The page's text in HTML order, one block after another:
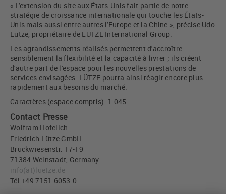
« L'extension du site aux États-Unis fait partie de notre
stratégie de croissance internationale qui touche les États-
Unis mais aussi entre autres l'Europe et la Chine », précise Udo
Lütze, propriétaire de LÜTZE International Group.
Les agrandissements réalisés permettent d'accroître
sensiblement la flexibilité et la capacité à livrer ; ils créent
d'autre part de l'espace pour les nouvelles prestations de
services envisagées. LÜTZE pourra ainsi réagir encore plus
rapidement aux besoins du marché.
Caractères (espace compris): 1 045
Contact Presse
Wolfram Hofelich
Friedrich Lütze GmbH
Bruckwiesenstr. 17-19
71384 Weinstadt, Germany
info(at)luetze.de
Tél +49 7151 6053-0